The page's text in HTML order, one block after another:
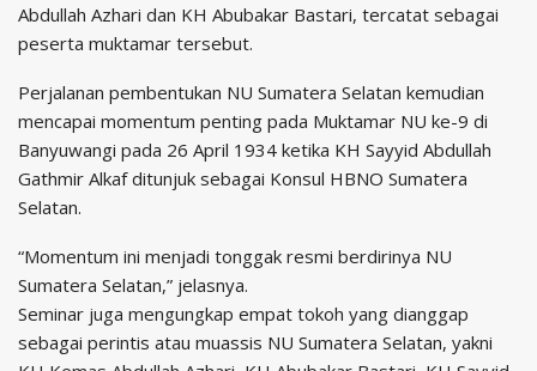
Abdullah Azhari dan KH Abubakar Bastari, tercatat sebagai
peserta muktamar tersebut.
Perjalanan pembentukan NU Sumatera Selatan kemudian
mencapai momentum penting pada Muktamar NU ke-9 di
Banyuwangi pada 26 April 1934 ketika KH Sayyid Abdullah
Gathmir Alkaf ditunjuk sebagai Konsul HBNO Sumatera
Selatan.
“Momentum ini menjadi tonggak resmi berdirinya NU
Sumatera Selatan,” jelasnya.
Seminar juga mengungkap empat tokoh yang dianggap
sebagai perintis atau muassis NU Sumatera Selatan, yakni